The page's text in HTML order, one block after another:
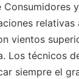
relativas
vientos
Los técnicos
siempre el